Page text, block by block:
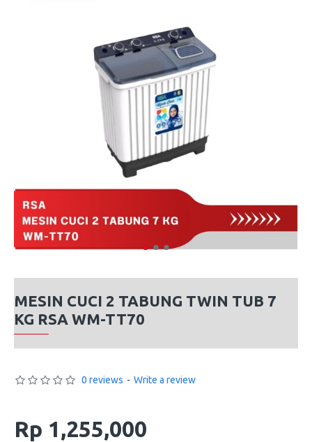
MESIN CUCI 2 TABUNG TWIN TUB 7
KG RSA WM-TT70
0 reviews - Write a review
Rp 1,255,000